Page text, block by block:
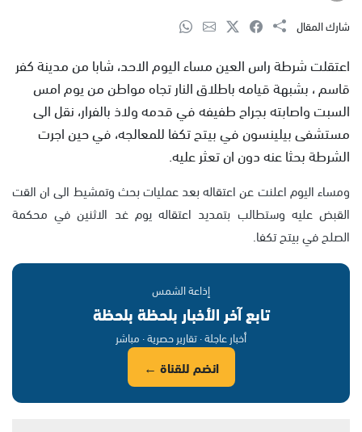
شارك المقال
اعتقلت شرطة راس العين مساء اليوم الاحد، شابا من مدينة كفر
قاسم ، بشبهة قيامه باطلاق النار تجاه مواطن من يوم امس
السبت واصابته بجراح طفيفه في قدمه ولاذ بالفرار، نقل الى
مستشفى بيلينسون في بيتح تكفا للمعالجه، في حين اجرت
الشرطة بحثا عنه دون ان تعثر عليه.
ومساء اليوم اعلنت عن اعتقاله بعد عمليات بحث وتمشيط الى ان القت
القبض عليه وستطالب بتمديد اعتقاله يوم غد الاثنين في محكمة
الصلح في بيتح تكفا.
إذاعة الشمس
تابع آخر الأخبار بلحظة بلحظة
أخبار عاجلة · تقارير حصرية · مباشر
انضم للقناة ←